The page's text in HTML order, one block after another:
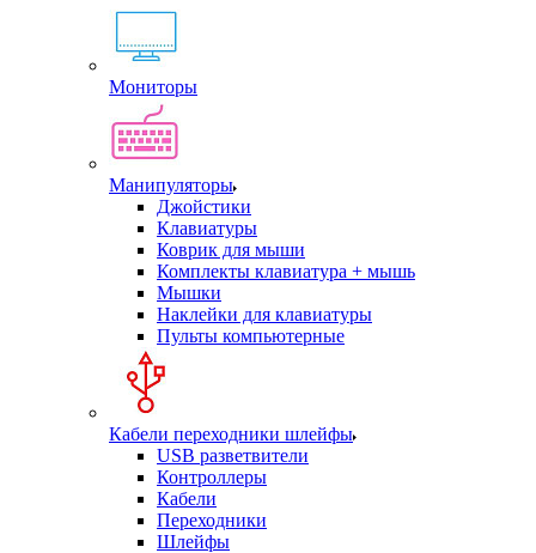
Мониторы
Манипуляторы
Джойстики
Клавиатуры
Коврик для мыши
Комплекты клавиатура + мышь
Мышки
Наклейки для клавиатуры
Пульты компьютерные
Кабели переходники шлейфы
USB разветвители
Контроллеры
Кабели
Переходники
Шлейфы